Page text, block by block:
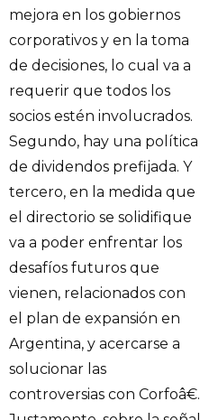
mejora en los gobiernos
corporativos y en la toma
de decisiones, lo cual va a
requerir que todos los
socios estén involucrados.
Segundo, hay una política
de dividendos prefijada. Y
tercero, en la medida que
el directorio se solidifique
va a poder enfrentar los
desafíos futuros que
vienen, relacionados con
el plan de expansión en
Argentina, y acercarse a
solucionar las
controversias con Corfoâ€.